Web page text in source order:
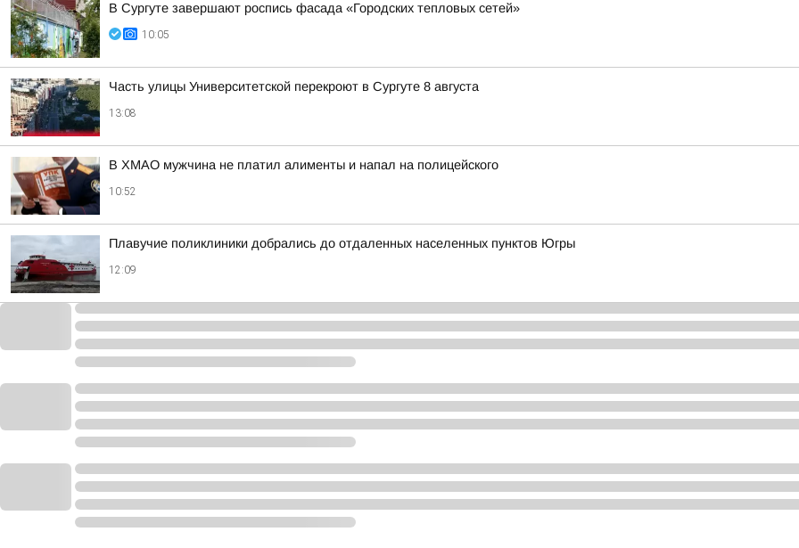
В Сургуте завершают роспись фасада «Городских тепловых сетей»
10:05
Часть улицы Университетской перекроют в Сургуте 8 августа
13:08
В ХМАО мужчина не платил алименты и напал на полицейского
10:52
Плавучие поликлиники добрались до отдаленных населенных пунктов Югры
12:09